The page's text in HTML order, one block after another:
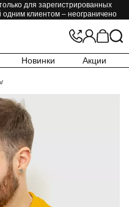
для зарегистрированных
одним клиентом – неограничено
Новинки Акции
/